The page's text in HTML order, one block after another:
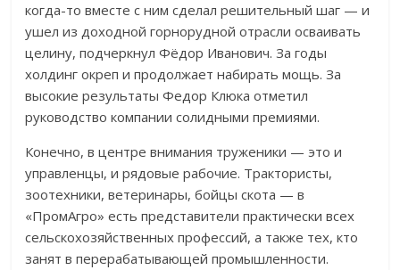
когда-то вместе с ним сделал решительный шаг — и
ушел из доходной горнорудной отрасли осваивать
целину, подчеркнул Фёдор Иванович. За годы
холдинг окреп и продолжает набирать мощь. За
высокие результаты Федор Клюка отметил
руководство компании солидными премиями.
Конечно, в центре внимания труженики — это и
управленцы, и рядовые рабочие. Трактористы,
зоотехники, ветеринары, бойцы скота — в
«ПромАгро» есть представители практически всех
сельскохозяйственных профессий, а также тех, кто
занят в перерабатывающей промышленности.